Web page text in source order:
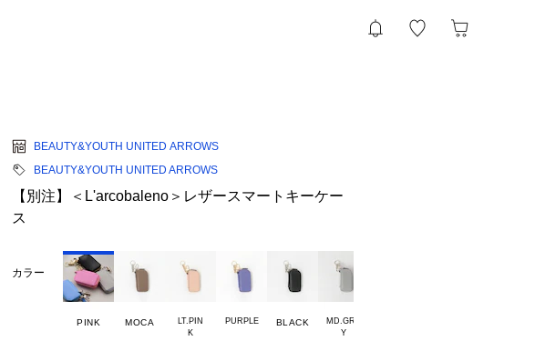
BEAUTY&YOUTH UNITED ARROWS
BEAUTY&YOUTH UNITED ARROWS
【別注】＜L'arcobaleno＞レザースマートキーケー
ス
カラー
PINK MOCA
LT.PIN
PURPLE BLACK
MD.GRA